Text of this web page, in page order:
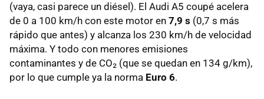
(vaya, casi parece un diésel). El Audi A5 coupé acelera
de 0 a 100 km/h con este motor en 7,9 s (0,7 s más
rápido que antes) y alcanza los 230 km/h de velocidad
máxima. Y todo con menores emisiones
contaminantes y de CO₂ (que se quedan en 134 g/km),
por lo que cumple ya la norma Euro 6.